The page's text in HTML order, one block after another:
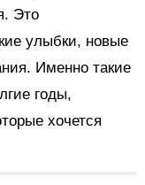
Это
улыбки, новые
Именно такие
годы,
хочется